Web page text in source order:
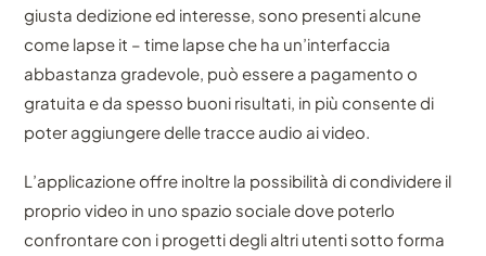
giusta dedizione ed interesse, sono presenti alcune
come lapse it – time lapse che ha un’interfaccia
abbastanza gradevole, può essere a pagamento o
gratuita e da spesso buoni risultati, in più consente di
poter aggiungere delle tracce audio ai video.
L’applicazione offre inoltre la possibilità di condividere il
proprio video in uno spazio sociale dove poterlo
confrontare con i progetti degli altri utenti sotto forma